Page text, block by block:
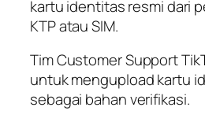
kartu identitas resmi dari
KTP atau SIM.
Tim Customer Support
untuk mengupload kartu
sebagai bahan verifikasi.